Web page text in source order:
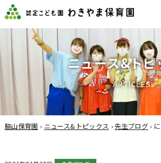
ニュース&トピ
ARTICLES
脇山保育園 › ニュース&トピックス ›先生ブログ ›